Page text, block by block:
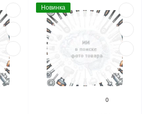
Новинка
0